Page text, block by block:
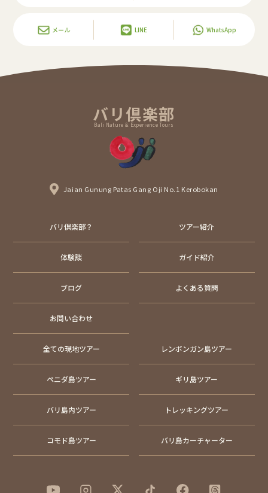
メール LINE WhatsApp
バリ倶楽部
Bali Nature & Experience Tours
Jaian Gunung Patas Gang Oji No.1 Kerobokan
バリ倶楽部？ ツアー紹介
体験談 ガイド紹介
ブログ よくある質問
お問い合わせ
全ての現地ツアー レンボンガン島ツアー
ペニダ島ツアー ギリ島ツアー
バリ島内ツアー トレッキングツアー
コモド島ツアー バリ島カーチャーター